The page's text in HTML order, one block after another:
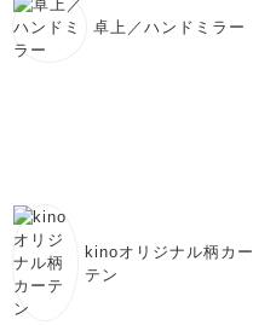
卓上／ハンドミラー
kinoオリジナル柄カー
テン